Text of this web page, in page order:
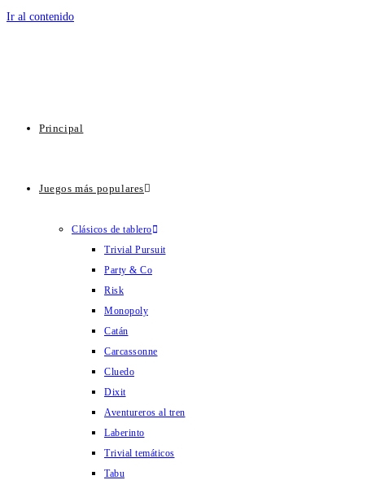
Ir al contenido
Principal
Juegos más populares
Clásicos de tablero
Trivial Pursuit
Party & Co
Risk
Monopoly
Catán
Carcassonne
Cluedo
Dixit
Aventureros al tren
Laberinto
Trivial temáticos
Tabu